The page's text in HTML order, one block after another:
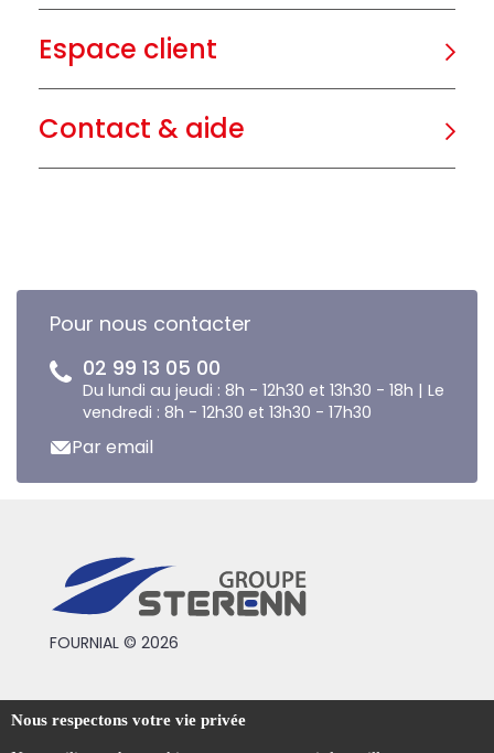
Espace client
Contact & aide
Pour nous contacter
02 99 13 05 00
Du lundi au jeudi : 8h - 12h30 et 13h30 - 18h | Le
vendredi : 8h - 12h30 et 13h30 - 17h30
Par email
FOURNIAL © 2026
Conditions générales de vente
Nous respectons votre vie privée